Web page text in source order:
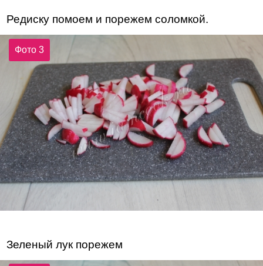
Редиску помоем и порежем соломкой.
Фото 3
Зеленый лук порежем